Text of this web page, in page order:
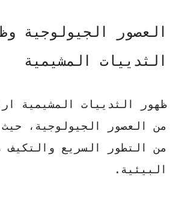
العصور الجيولوجية
الثدييات المشيمية
ظهور الثدييات المشيمية
من العصور الجيولوجية،
من التطور السريع والتكيف
البيئية.